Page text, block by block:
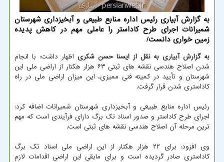
به گزارش آبیاری رئیس اداره منابع طبیعی و آبخیزداری شهرستان
شمیرانات اجرای طرح كاداستر را عاملی مهم در كاهش پدیده
زمین خواری دانست/
به گزارش آبیاری به نقل از ایسنا حسن شکری اظهار داشت: با انجام
شدن اصلاح هندسی نقشه های ثبتی ۶۳ هزار هکتار از اراضی ملی این
شهرستان و تأیید در کمیته فنی ممیزی، این میزان اراضی ملی در راه
کاداستری شدن قرار گرفت.
رئیس اداره منابع طبیعی و آبخیزداری شهرستان شمیرانات اضافه کرد:
اجرای طرح کاداستر و صدور اسناد تک برگ دارای فرآیندی است که مهم
ترین مرحله آن اصلاح هندسی نقشه های ثبتی است.
وی افزود: برای ۲۲ هزار هکتار از این اراضی ملی اسناد تک برگ
کاداستری صادر گردیده است و برای مابقی این اراضی اقدامات لازم